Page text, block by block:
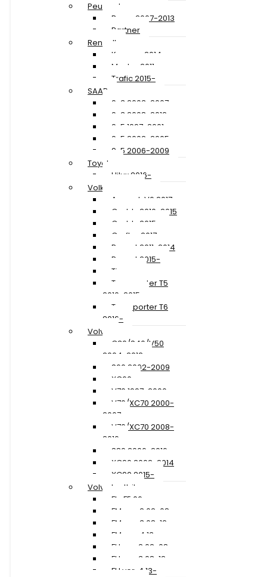
Peugeot
Boxer 2007-2013
Partner
Renault
Kangoo 2014-
Master 2011-
Trafic 2015-
SAAB
9-3 2003-2007
9-3 2008-2012
9-5 1997-2001
9-5 2002-2005
9-5 2006-2009
Toyota
Hilux 2016-
Volkswagen
Amarok V6 2017-
Caddy 2010-2015
Caddy 2015-
Crafter 2017-
Passat 2011-2014
Passat 2015-
Tiguan
Transporter T5
2010-2015
Transporter T6
2016-
Volvo
C30/S40/V50
2004-2012
S60 2002-2009
XC60
V70 1997-2000
V70/XC70 2000-
2007
V70/XC70 2008-
2016
S80 2006-2016
XC90 2002-2014
XC90 2015-
Volvo Lastbil
FL+FE 06-
FM ver. 2 02-08
FM ver. 3 08-12
FM ver. 4 13-
FH ver. 2 02-08
FH ver. 3 08-12
FH ver. 4 13-